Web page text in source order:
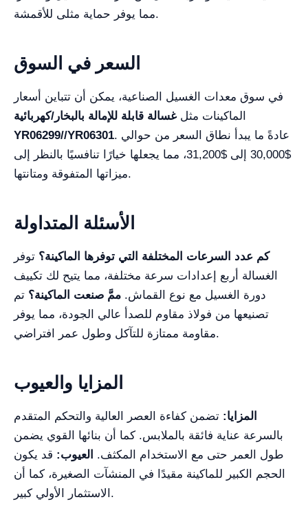
مما يوفر حماية مثلى للأقمشة.
السعر في السوق
في سوق معدات الغسيل الصناعية، يمكن أن تتباين أسعار
الماكينات مثلغسالة قابلة للإمالة بالبخار/كهربائية
YR06299//YR06301. عادةً ما يبدأ نطاق السعر من حوالي
$30,000 إلى $31,200، مما يجعلها خيارًا تنافسيًا بالنظر إلى
ميزاتها المتفوقة ومتانتها.
الأسئلة المتداولة
كم عدد السرعات المختلفة التي توفرها الماكينة؟ توفر
الغسالة أربع إعدادات سرعة مختلفة، مما يتيح لك تكييف
دورة الغسيل مع نوع القماش. ممَّ صنعت الماكينة؟ تم
تصنيعها من فولاذ مقاوم للصدأ عالي الجودة، مما يوفر
مقاومة ممتازة للتآكل وطول عمر افتراضي.
المزايا والعيوب
المزايا: تضمن كفاءة العصر العالية والتحكم المتقدم
بالسرعة عناية فائقة بالملابس. كما أن بنائها القوي يضمن
طول العمر حتى مع الاستخدام المكثف. العيوب: قد يكون
الحجم الكبير للماكينة مقيدًا في المنشآت الصغيرة، كما أن
الاستثمار الأولي كبير.